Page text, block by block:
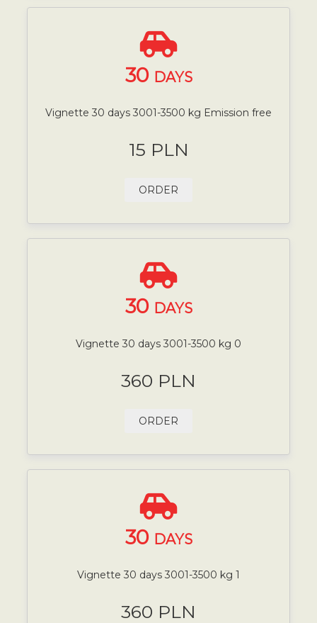
30 DAYS
Vignette 30 days 3001-3500 kg Emission free
15 PLN
ORDER
30 DAYS
Vignette 30 days 3001-3500 kg 0
360 PLN
ORDER
30 DAYS
Vignette 30 days 3001-3500 kg 1
360 PLN